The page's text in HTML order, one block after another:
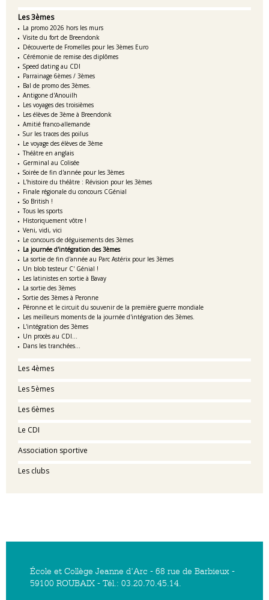
Les 3èmes
La promo 2026 hors les murs
Visite du fort de Breendonk
Découverte de Fromelles pour les 3èmes Euro
Cérémonie de remise des diplômes
Speed dating au CDI
Parrainage 6èmes / 3èmes
Bal de promo des 3èmes.
Antigone d'Anouilh
Les voyages des troisièmes
Les élèves de 3ème à Breendonk
Amitié franco-allemande
Sur les traces des poilus
Le voyage des élèves de 3ème
Théâtre en anglais
Germinal au Colisée
Soirée de fin d'année pour les 3èmes
L'histoire du théâtre : Révision pour les 3èmes
Finale régionale du concours CGénial
So British !
Tous les sports
Historiquement vôtre !
Veni, vidi, vici
Le concours de déguisements des 3èmes
La journée d'intégration des 3èmes
La sortie de fin d'année au Parc Astérix pour les 3èmes
Un blob testeur C' Génial !
Les latinistes en sortie à Bavay
La sortie des 3èmes
Sortie des 3èmes à Peronne
Péronne et le circuit du souvenir de la première guerre mondiale
Les meilleurs moments de la journée d'intégration des 3èmes.
L'intégration des 3èmes
Un procès au CDI...
Dans les tranchées...
Les 4èmes
Les 5èmes
Les 6èmes
Le CDI
Association sportive
Les clubs
École et Collège Jeanne d'Arc - 68 rue de Barbieux -
59100 ROUBAIX - Tél.: 03.20.70.45.14.